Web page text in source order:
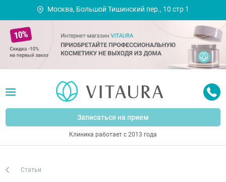
Москва, Большой Тишинский пер., 10 стр 1
Записаться на прием
Клиника работает с 2013 года
Статьи